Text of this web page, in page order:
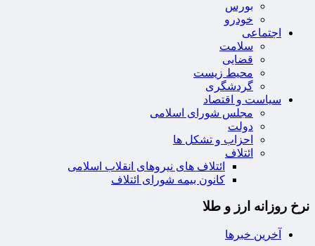
بورس
خودرو
اجتماعی
سلامت
قضایی
محیط زیست
گردشگری
سیاست و اقتصاد
مجلس شورای اسلامی
دولت
احزاب و تشکل ها
ائتلاف
ائتلاف های نیروهای انقلاب اسلامی
کانون بیمه شورای ائتلاف
نرخ روزانه ارز و طلا
آخرین خبرها